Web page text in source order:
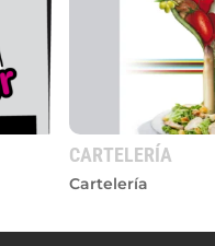
CARTELERÍA
Cartelería